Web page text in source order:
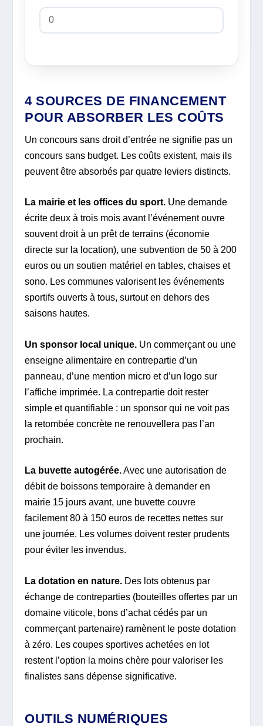
4 SOURCES DE FINANCEMENT
POUR ABSORBER LES COÛTS
Un concours sans droit d’entrée ne signifie pas un
concours sans budget. Les coûts existent, mais ils
peuvent être absorbés par quatre leviers distincts.
La mairie et les offices du sport. Une demande
écrite deux à trois mois avant l’événement ouvre
souvent droit à un prêt de terrains (économie
directe sur la location), une subvention de 50 à 200
euros ou un soutien matériel en tables, chaises et
sono. Les communes valorisent les événements
sportifs ouverts à tous, surtout en dehors des
saisons hautes.
Un sponsor local unique. Un commerçant ou une
enseigne alimentaire en contrepartie d’un
panneau, d’une mention micro et d’un logo sur
l’affiche imprimée. La contrepartie doit rester
simple et quantifiable : un sponsor qui ne voit pas
la retombée concrète ne renouvellera pas l’an
prochain.
La buvette autogérée.Avec une autorisation de
débit de boissons temporaire à demander en
mairie 15 jours avant, une buvette couvre
facilement 80 à 150 euros de recettes nettes sur
une journée. Les volumes doivent rester prudents
pour éviter les invendus.
La dotation en nature. Des lots obtenus par
échange de contreparties (bouteilles offertes par un
domaine viticole, bons d’achat cédés par un
commerçant partenaire) ramènent le poste dotation
à zéro. Les coupes sportives achetées en lot
restent l’option la moins chère pour valoriser les
finalistes sans dépense significative.
OUTILS NUMÉRIQUES